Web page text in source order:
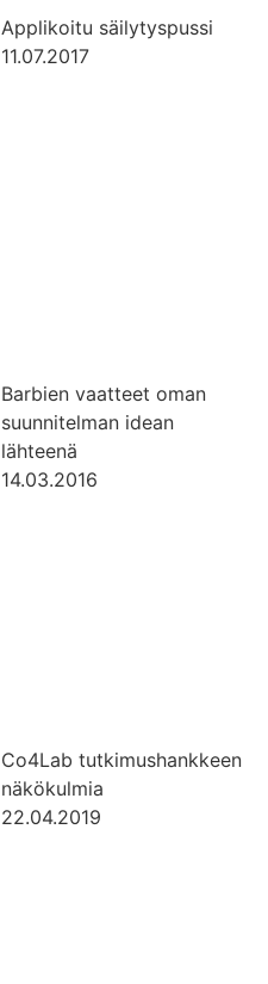
Applikoitu säilytyspussi
11.07.2017
Barbien vaatteet oman
suunnitelman idean
lähteenä
14.03.2016
Co4Lab tutkimushankkeen
näkökulmia
22.04.2019